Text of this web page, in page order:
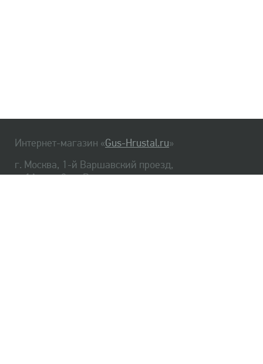
Интернет-магазин «Gus-Hrustal.ru»
г. Москва, 1-й Варшавский проезд,
д. 1А, стр. 3, м. Варшавская